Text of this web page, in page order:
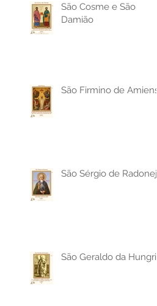
São Cosme e São
Damião
São Firmino de Amiens
São Sérgio de Radonej
São Geraldo da Hungria